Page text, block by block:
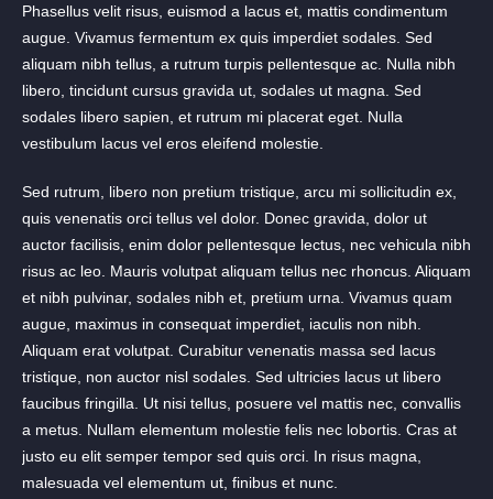
Phasellus velit risus, euismod a lacus et, mattis condimentum
augue. Vivamus fermentum ex quis imperdiet sodales. Sed
aliquam nibh tellus, a rutrum turpis pellentesque ac. Nulla nibh
libero, tincidunt cursus gravida ut, sodales ut magna. Sed
sodales libero sapien, et rutrum mi placerat eget. Nulla
vestibulum lacus vel eros eleifend molestie.
Sed rutrum, libero non pretium tristique, arcu mi sollicitudin ex,
quis venenatis orci tellus vel dolor. Donec gravida, dolor ut
auctor facilisis, enim dolor pellentesque lectus, nec vehicula nibh
risus ac leo. Mauris volutpat aliquam tellus nec rhoncus. Aliquam
et nibh pulvinar, sodales nibh et, pretium urna. Vivamus quam
augue, maximus in consequat imperdiet, iaculis non nibh.
Aliquam erat volutpat. Curabitur venenatis massa sed lacus
tristique, non auctor nisl sodales. Sed ultricies lacus ut libero
faucibus fringilla. Ut nisi tellus, posuere vel mattis nec, convallis
a metus. Nullam elementum molestie felis nec lobortis. Cras at
justo eu elit semper tempor sed quis orci. In risus magna,
malesuada vel elementum ut, finibus et nunc.